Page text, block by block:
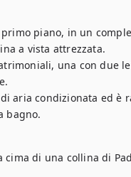
piano, in un
a vista attrezzata.
una con due
aria condizionata ed
cima di una collina di